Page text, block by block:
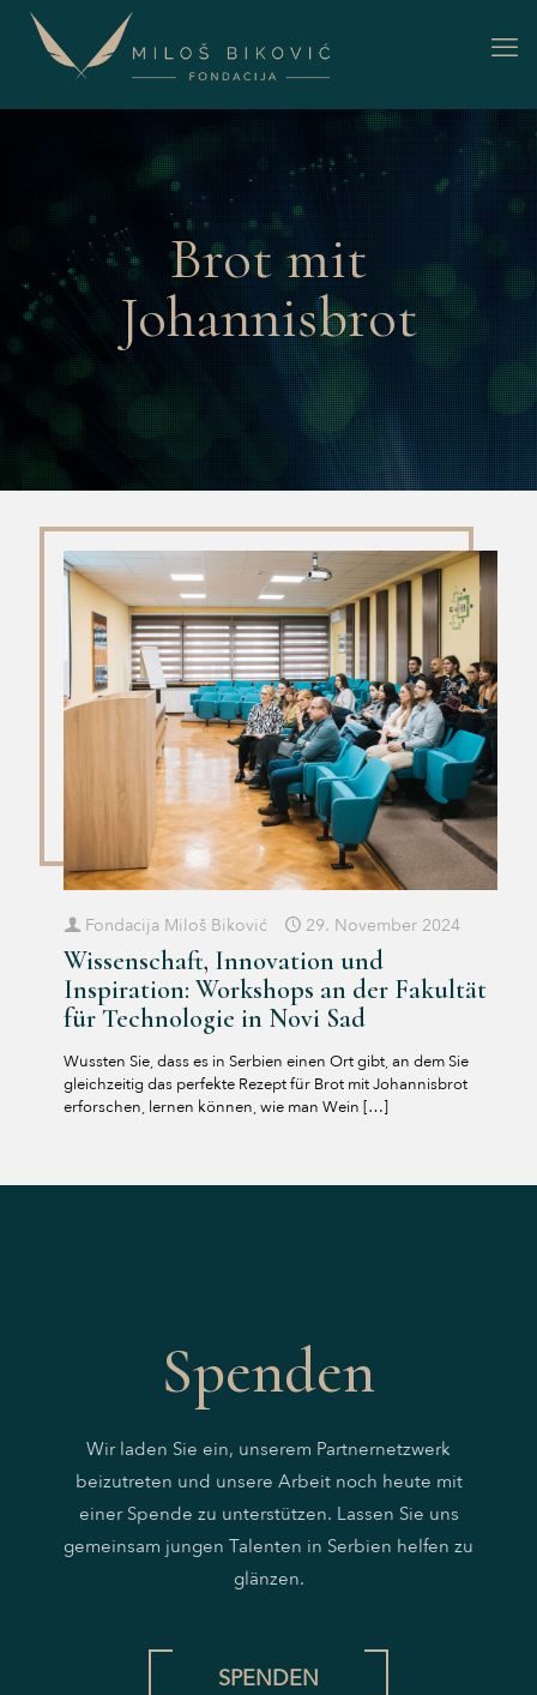
Brot mit
Johannisbrot
Fondacija Miloš Biković 29. November 2024
Wissenschaft, Innovation und
Inspiration: Workshops an der Fakultät
für Technologie in Novi Sad
Wussten Sie, dass es in Serbien einen Ort gibt, an dem Sie
gleichzeitig das perfekte Rezept für Brot mit Johannisbrot
erforschen, lernen können, wie man Wein […]
Spenden
Wir laden Sie ein, unserem Partnernetzwerk
beizutreten und unsere Arbeit noch heute mit
einer Spende zu unterstützen. Lassen Sie uns
gemeinsam jungen Talenten in Serbien helfen zu
glänzen.
SPENDEN